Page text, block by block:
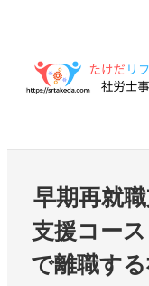
プ
早期再就
支援コー
で離職す